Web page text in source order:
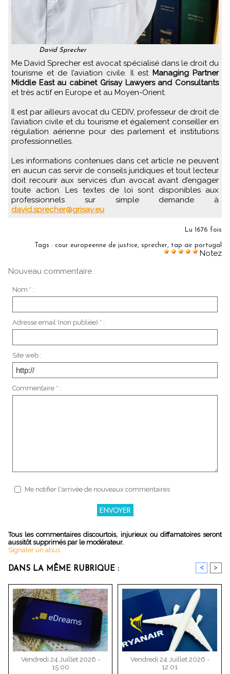
David Sprecher
Me David Sprecher est avocat spécialisé dans le droit du
tourisme et de l’aviation civile. Il est Managing Partner
Middle East au cabinet Grisay Lawyers and Consultants
et très actif en Europe et au Moyen-Orient.
Il est par ailleurs avocat du CEDIV, professeur de droit de
l’aviation civile et du tourisme et également conseiller en
régulation aérienne pour des parlement et institutions
professionnelles.
Les informations contenues dans cet article ne peuvent
en aucun cas servir de conseils juridiques et tout lecteur
doit recourir aux services d’un avocat avant d’engager
toute action. Les textes de loi sont disponibles aux
professionnels sur simple demande à
david.sprecher@grisay.eu
Lu 1676 fois
Tags : cour europeenne de justice, sprecher, tap air portugal
Notez
Nouveau commentaire :
Nom * :
Adresse email (non publiée) * :
Site web :
Commentaire * :
Me notifier l'arrivée de nouveaux commentaires
Tous les commentaires discourtois, injurieux ou diffamatoires seront
aussitôt supprimés par le modérateur.
Signaler un abus
DANS LA MÊME RUBRIQUE : < >
Vendredi 24 Juillet 2026 -
15:00
Vendredi 24 Juillet 2026 -
12:01